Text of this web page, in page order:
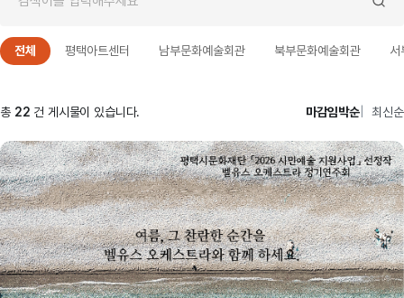
전체 평택아트센터 남부문화예술회관 북부문화예술회관 서
총 22 건 게시물이 있습니다. 마감임박순 최신순